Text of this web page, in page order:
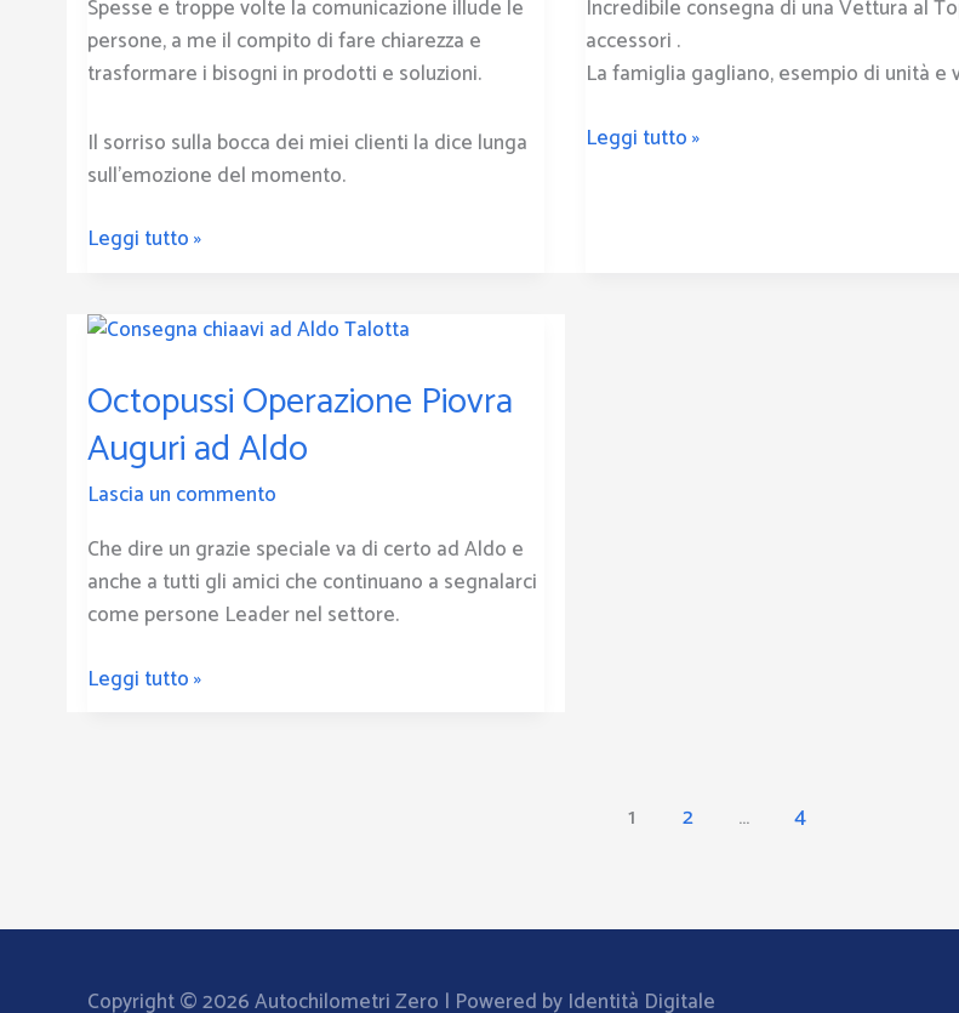
Spesse e troppe volte la comunicazione illude le
persone, a me il compito di fare chiarezza e
trasformare i bisogni in prodotti e soluzioni.
Il sorriso sulla bocca dei miei clienti la dice lunga
sull’emozione del momento.
Leggi tutto »
Incredibile consegna di una Vettura al
accessori .
La famiglia gagliano, esempio di unità e
Leggi tutto »
Octopussi Operazione Piovra
Auguri ad Aldo
Lascia un commento
Che dire un grazie speciale va di certo ad Aldo e
anche a tutti gli amici che continuano a segnalarci
come persone Leader nel settore.
Octopussi
Piovra
Auguri
ad
Aldo
Leggi tutto »
1 2 … 4
Copyright © 2026Autochilometri Zero | Powered by Identità Digitale